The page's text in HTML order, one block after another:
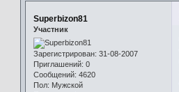
Superbizon81
Участник
Зарегистрирован: 31-08-2007
Приглашений: 0
Сообщений: 4620
Пол: Мужской